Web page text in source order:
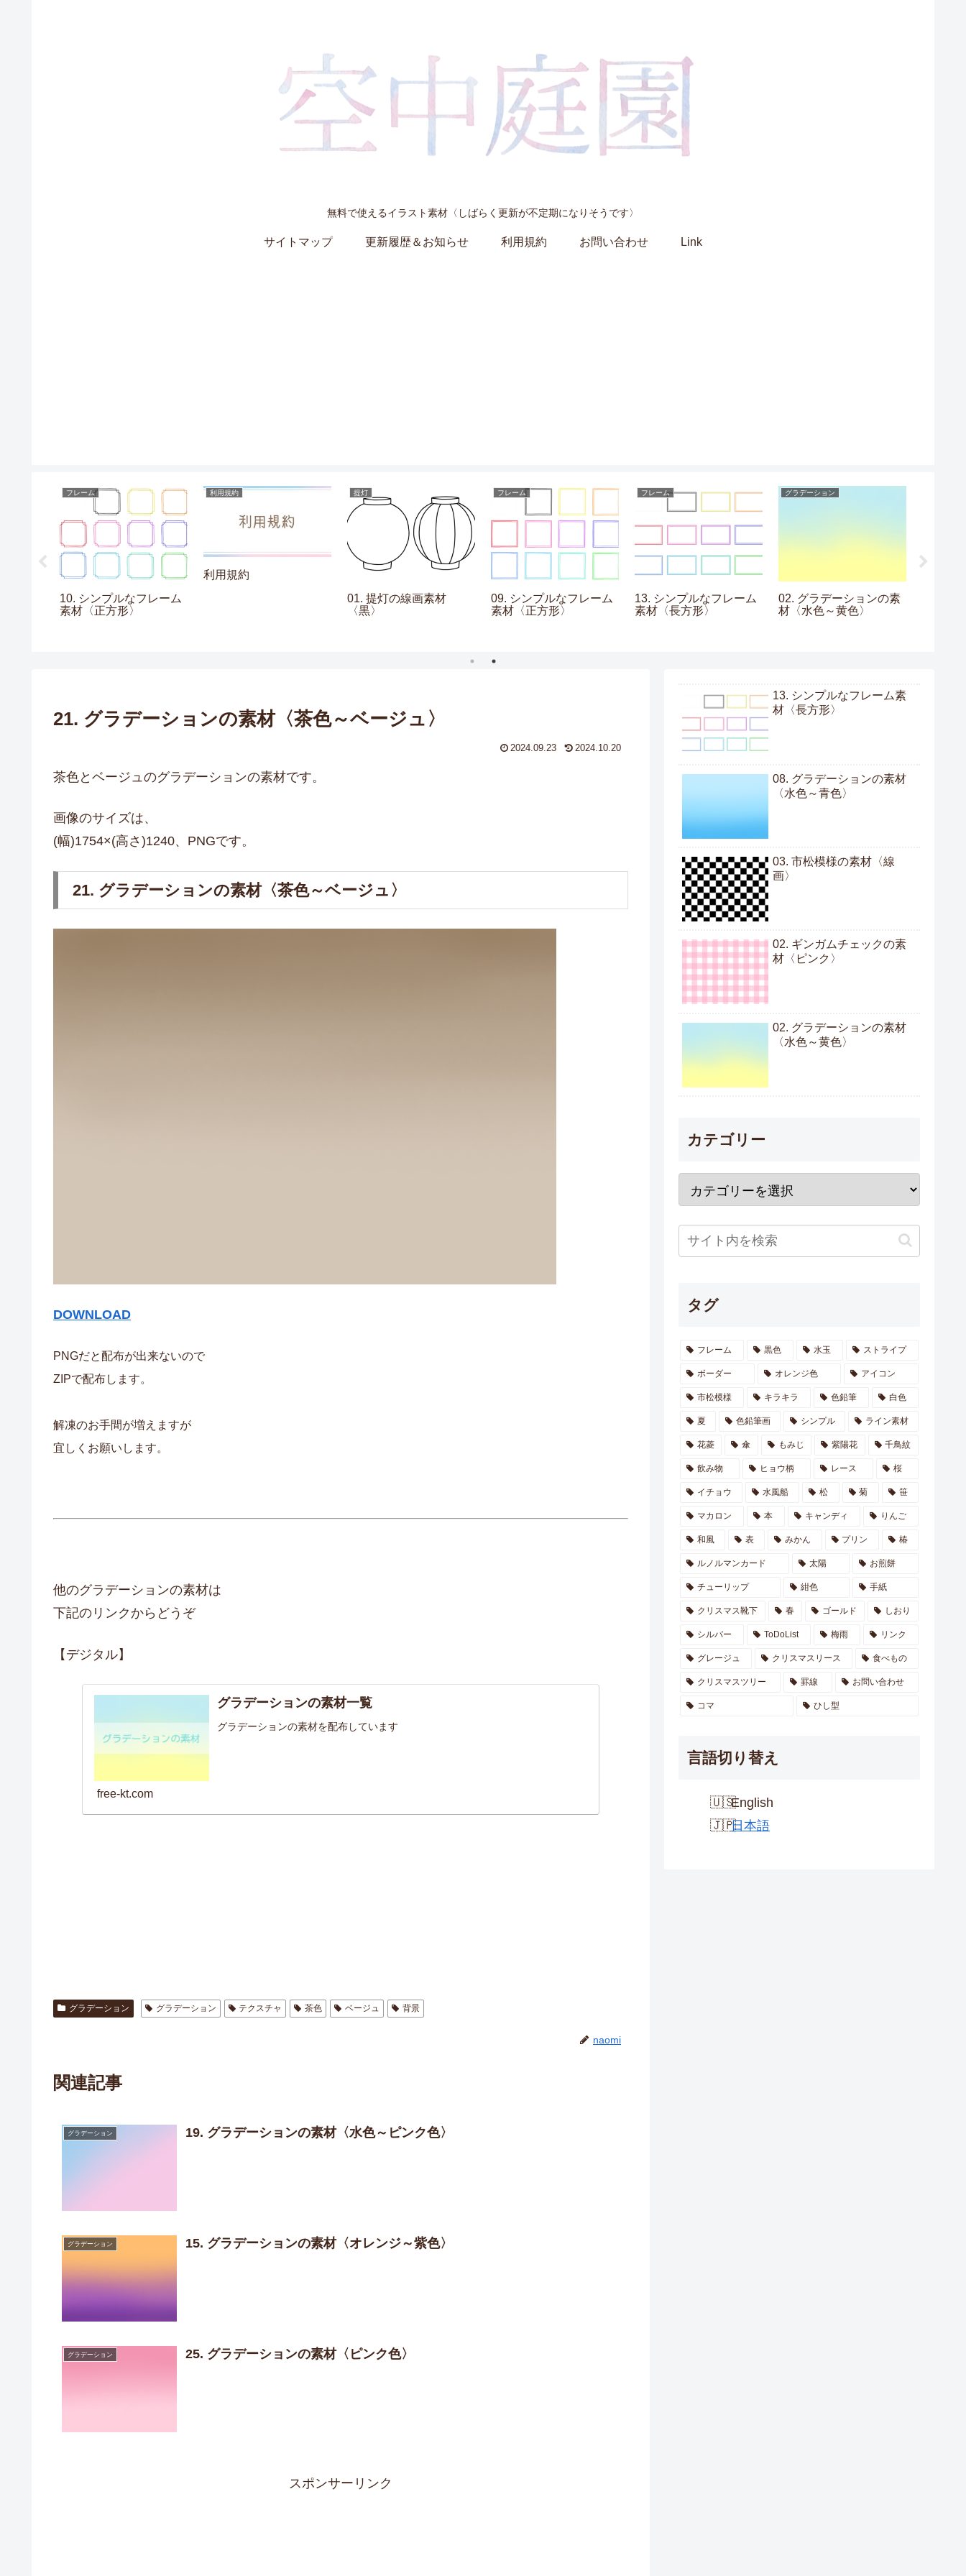
無料で使えるイラスト素材〈しばらく更新が不定期になりそうです〉
サイトマップ 更新履歴＆お知らせ 利用規約 お問い合わせ Link
フレーム
10. シンプルなフレーム
素材〈正方形〉
利用規約
利用規約
提灯
01. 提灯の線画素材
〈黒〉
フレーム
09. シンプルなフレーム
素材〈正方形〉
フレーム
13. シンプルなフレーム
素材〈長方形〉
グラデーション
02. グラデーションの素
材〈水色～黄色〉
21. グラデーションの素材〈茶色～ベージュ〉
2024.09.23 2024.10.20
茶色とベージュのグラデーションの素材です。
画像のサイズは、
(幅)1754×(高さ)1240、PNGです。
21. グラデーションの素材〈茶色～ベージュ〉
DOWNLOAD
PNGだと配布が出来ないので
ZIPで配布します。
解凍のお手間が増えますが
宜しくお願いします。
他のグラデーションの素材は
下記のリンクからどうぞ
【デジタル】
グラデーションの素材一覧
グラデーションの素材を配布しています
free-kt.com
グラデーション グラデーション テクスチャ 茶色 ベージュ 背景
naomi
関連記事
グラデーション 19. グラデーションの素材〈水色～ピンク色〉
グラデーション 15. グラデーションの素材〈オレンジ～紫色〉
グラデーション 25. グラデーションの素材〈ピンク色〉
スポンサーリンク
13. シンプルなフレーム素
材〈長方形〉
08. グラデーションの素材
〈水色～青色〉
03. 市松模様の素材〈線
画〉
02. ギンガムチェックの素
材〈ピンク〉
02. グラデーションの素材
〈水色～黄色〉
カテゴリー
タグ
フレーム 黒色 水玉 ストライプ
ボーダー オレンジ色 アイコン
市松模様 キラキラ 色鉛筆 白色
夏 色鉛筆画 シンプル ライン素材
花菱 傘 もみじ 紫陽花 千鳥紋
飲み物 ヒョウ柄 レース 桜
イチョウ 水風船 松 菊 笹
マカロン 本 キャンディ りんご
和風 表 みかん プリン 椿
ルノルマンカード 太陽 お煎餅
チューリップ 紺色 手紙
クリスマス靴下 春 ゴールド しおり
シルバー ToDoList 梅雨 リンク
グレージュ クリスマスリース 食べもの
クリスマスツリー 罫線 お問い合わせ
コマ ひし型
言語切り替え
English
日本語